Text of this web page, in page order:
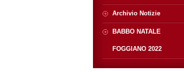
Archivio Notizie
BABBO NATALE
FOGGIANO 2022